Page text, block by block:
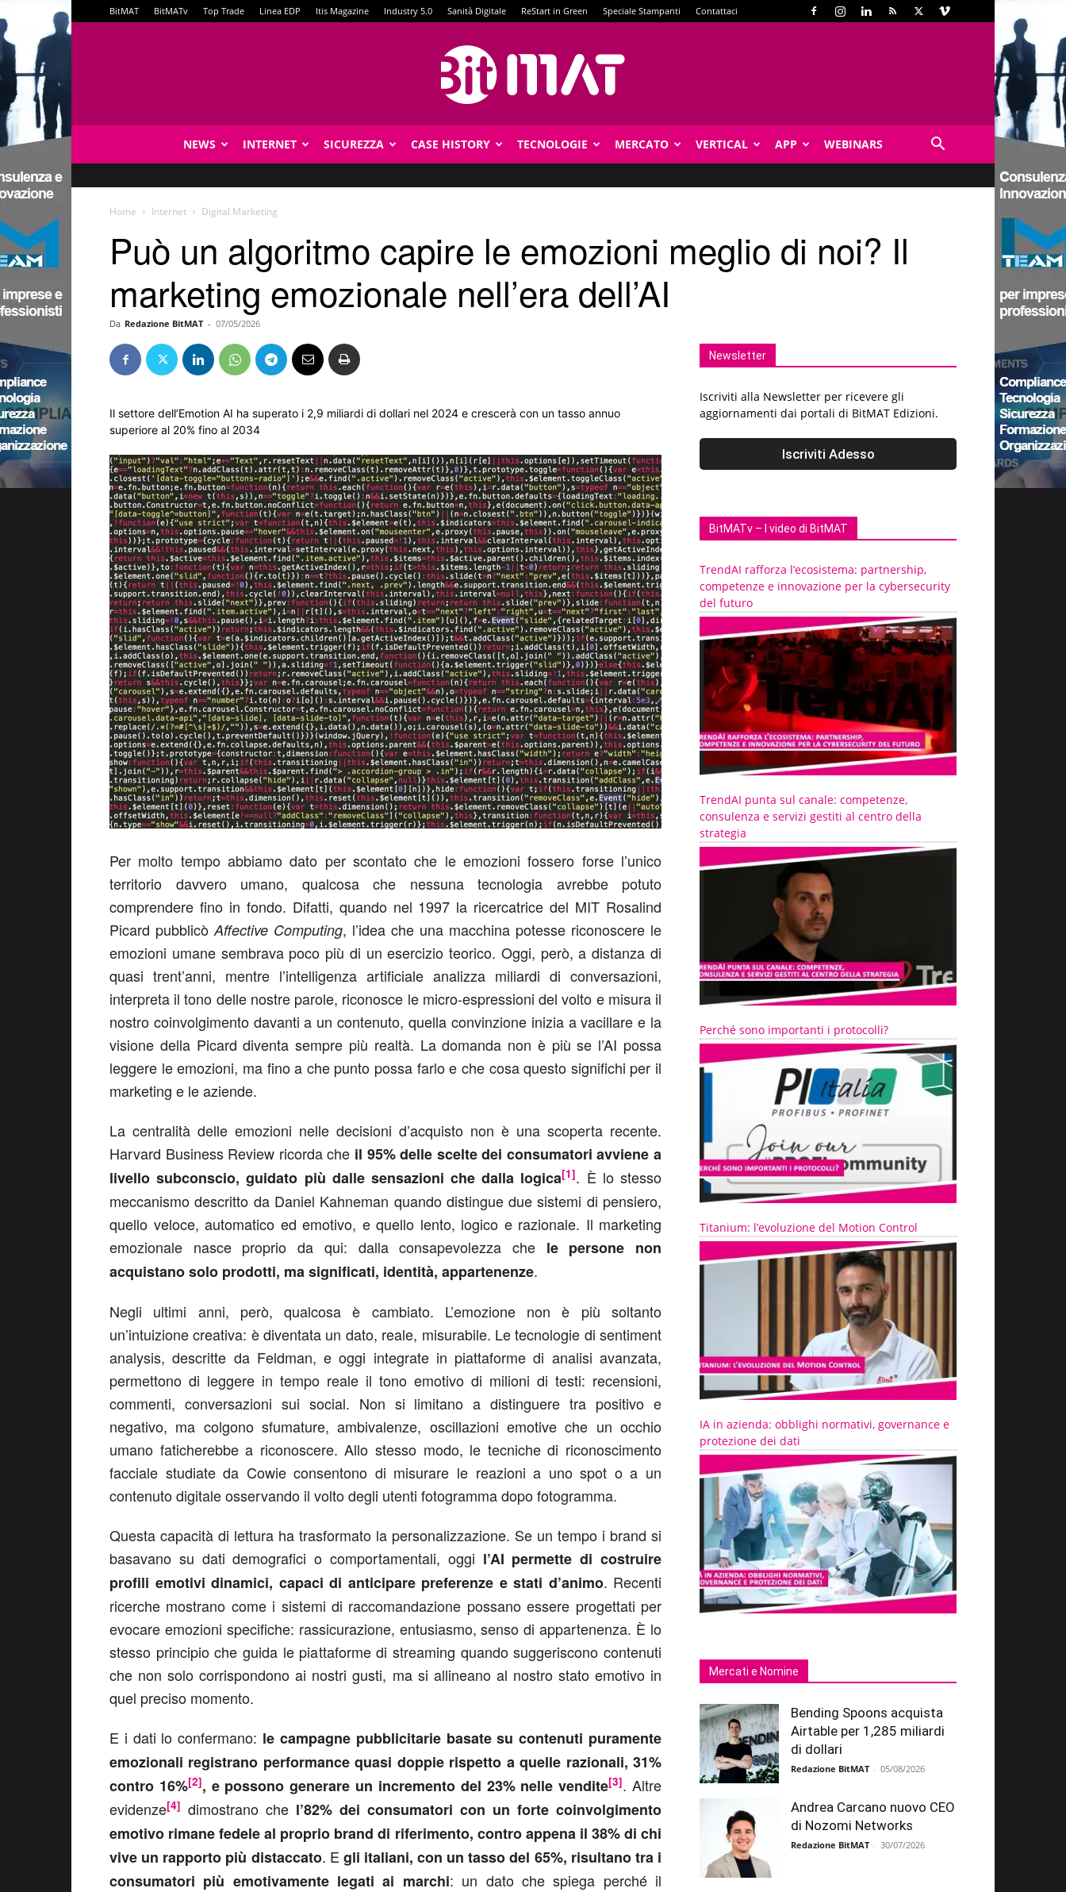
BitMAT BitMATv Top Trade Linea EDP Itis Magazine Industry 5.0 Sanità Digitale ReStart in Green Speciale Stampanti Contattaci
NEWS INTERNET SICUREZZA CASE HISTORY TECNOLOGIE MERCATO VERTICAL APP WEBINARS
Home Internet Digital Marketing
Può un algoritmo capire le emozioni meglio di noi? Il
marketing emozionale nell’era dell’AI
Da Redazione BitMAT - 07/05/2026
Il settore dell’Emotion AI ha superato i 2,9 miliardi di dollari nel 2024 e crescerà con un tasso annuo
superiore al 20% fino al 2034
Per molto tempo abbiamo dato per scontato che le emozioni fossero forse l’unico
territorio davvero umano, qualcosa che nessuna tecnologia avrebbe potuto
comprendere fino in fondo. Difatti, quando nel 1997 la ricercatrice del MIT Rosalind
Picard pubblicò Affective Computing, l’idea che una macchina potesse riconoscere le
emozioni umane sembrava poco più di un esercizio teorico. Oggi, però, a distanza di
quasi trent’anni, mentre l’intelligenza artificiale analizza miliardi di conversazioni,
interpreta il tono delle nostre parole, riconosce le micro-espressioni del volto e misura il
nostro coinvolgimento davanti a un contenuto, quella convinzione inizia a vacillare e la
visione della Picard diventa sempre più realtà. La domanda non è più se l’AI possa
leggere le emozioni, ma fino a che punto possa farlo e che cosa questo significhi per il
marketing e le aziende.
La centralità delle emozioni nelle decisioni d’acquisto non è una scoperta recente.
Harvard Business Review ricorda che il 95% delle scelte dei consumatori avviene a
livello subconscio, guidato più dalle sensazioni che dalla logica[1]. È lo stesso
meccanismo descritto da Daniel Kahneman quando distingue due sistemi di pensiero,
quello veloce, automatico ed emotivo, e quello lento, logico e razionale. Il marketing
emozionale nasce proprio da qui: dalla consapevolezza che le persone non
acquistano solo prodotti, ma significati, identità, appartenenze.
Negli ultimi anni, però, qualcosa è cambiato. L’emozione non è più soltanto
un’intuizione creativa: è diventata un dato, reale, misurabile. Le tecnologie di sentiment
analysis, descritte da Feldman, e oggi integrate in piattaforme di analisi avanzata,
permettono di leggere in tempo reale il tono emotivo di milioni di testi: recensioni,
commenti, conversazioni sui social. Non si limitano a distinguere tra positivo e
negativo, ma colgono sfumature, ambivalenze, oscillazioni emotive che un occhio
umano faticherebbe a riconoscere. Allo stesso modo, le tecniche di riconoscimento
facciale studiate da Cowie consentono di misurare le reazioni a uno spot o a un
contenuto digitale osservando il volto degli utenti fotogramma dopo fotogramma.
Questa capacità di lettura ha trasformato la personalizzazione. Se un tempo i brand si
basavano su dati demografici o comportamentali, oggi l’AI permette di costruire
profili emotivi dinamici, capaci di anticipare preferenze e stati d’animo. Recenti
ricerche mostrano come i sistemi di raccomandazione possano essere progettati per
evocare emozioni specifiche: rassicurazione, entusiasmo, senso di appartenenza. È lo
stesso principio che guida le piattaforme di streaming quando suggeriscono contenuti
che non solo corrispondono ai nostri gusti, ma si allineano al nostro stato emotivo in
quel preciso momento.
E i dati lo confermano: le campagne pubblicitarie basate su contenuti puramente
emozionali registrano performance quasi doppie rispetto a quelle razionali, 31%
contro 16%[2], e possono generare un incremento del 23% nelle vendite[3]. Altre
evidenze[4] dimostrano che l’82% dei consumatori con un forte coinvolgimento
emotivo rimane fedele al proprio brand di riferimento, contro appena il 38% di chi
vive un rapporto più distaccato. E gli italiani, con un tasso del 65%, risultano tra i
consumatori più emotivamente legati ai marchi: un dato che spiega perché il
Newsletter
Iscriviti alla Newsletter per ricevere gli
aggiornamenti dai portali di BitMAT Edizioni.
BitMATv – I video di BitMAT
TrendAI rafforza l’ecosistema: partnership,
competenze e innovazione per la cybersecurity
del futuro
TrendAI punta sul canale: competenze,
consulenza e servizi gestiti al centro della
strategia
Perché sono importanti i protocolli?
Titanium: l’evoluzione del Motion Control
IA in azienda: obblighi normativi, governance e
protezione dei dati
Mercati e Nomine
Bending Spoons acquista
Airtable per 1,285 miliardi
di dollari
Redazione BitMAT - 05/08/2026
Andrea Carcano nuovo CEO
di Nozomi Networks
Redazione BitMAT - 30/07/2026